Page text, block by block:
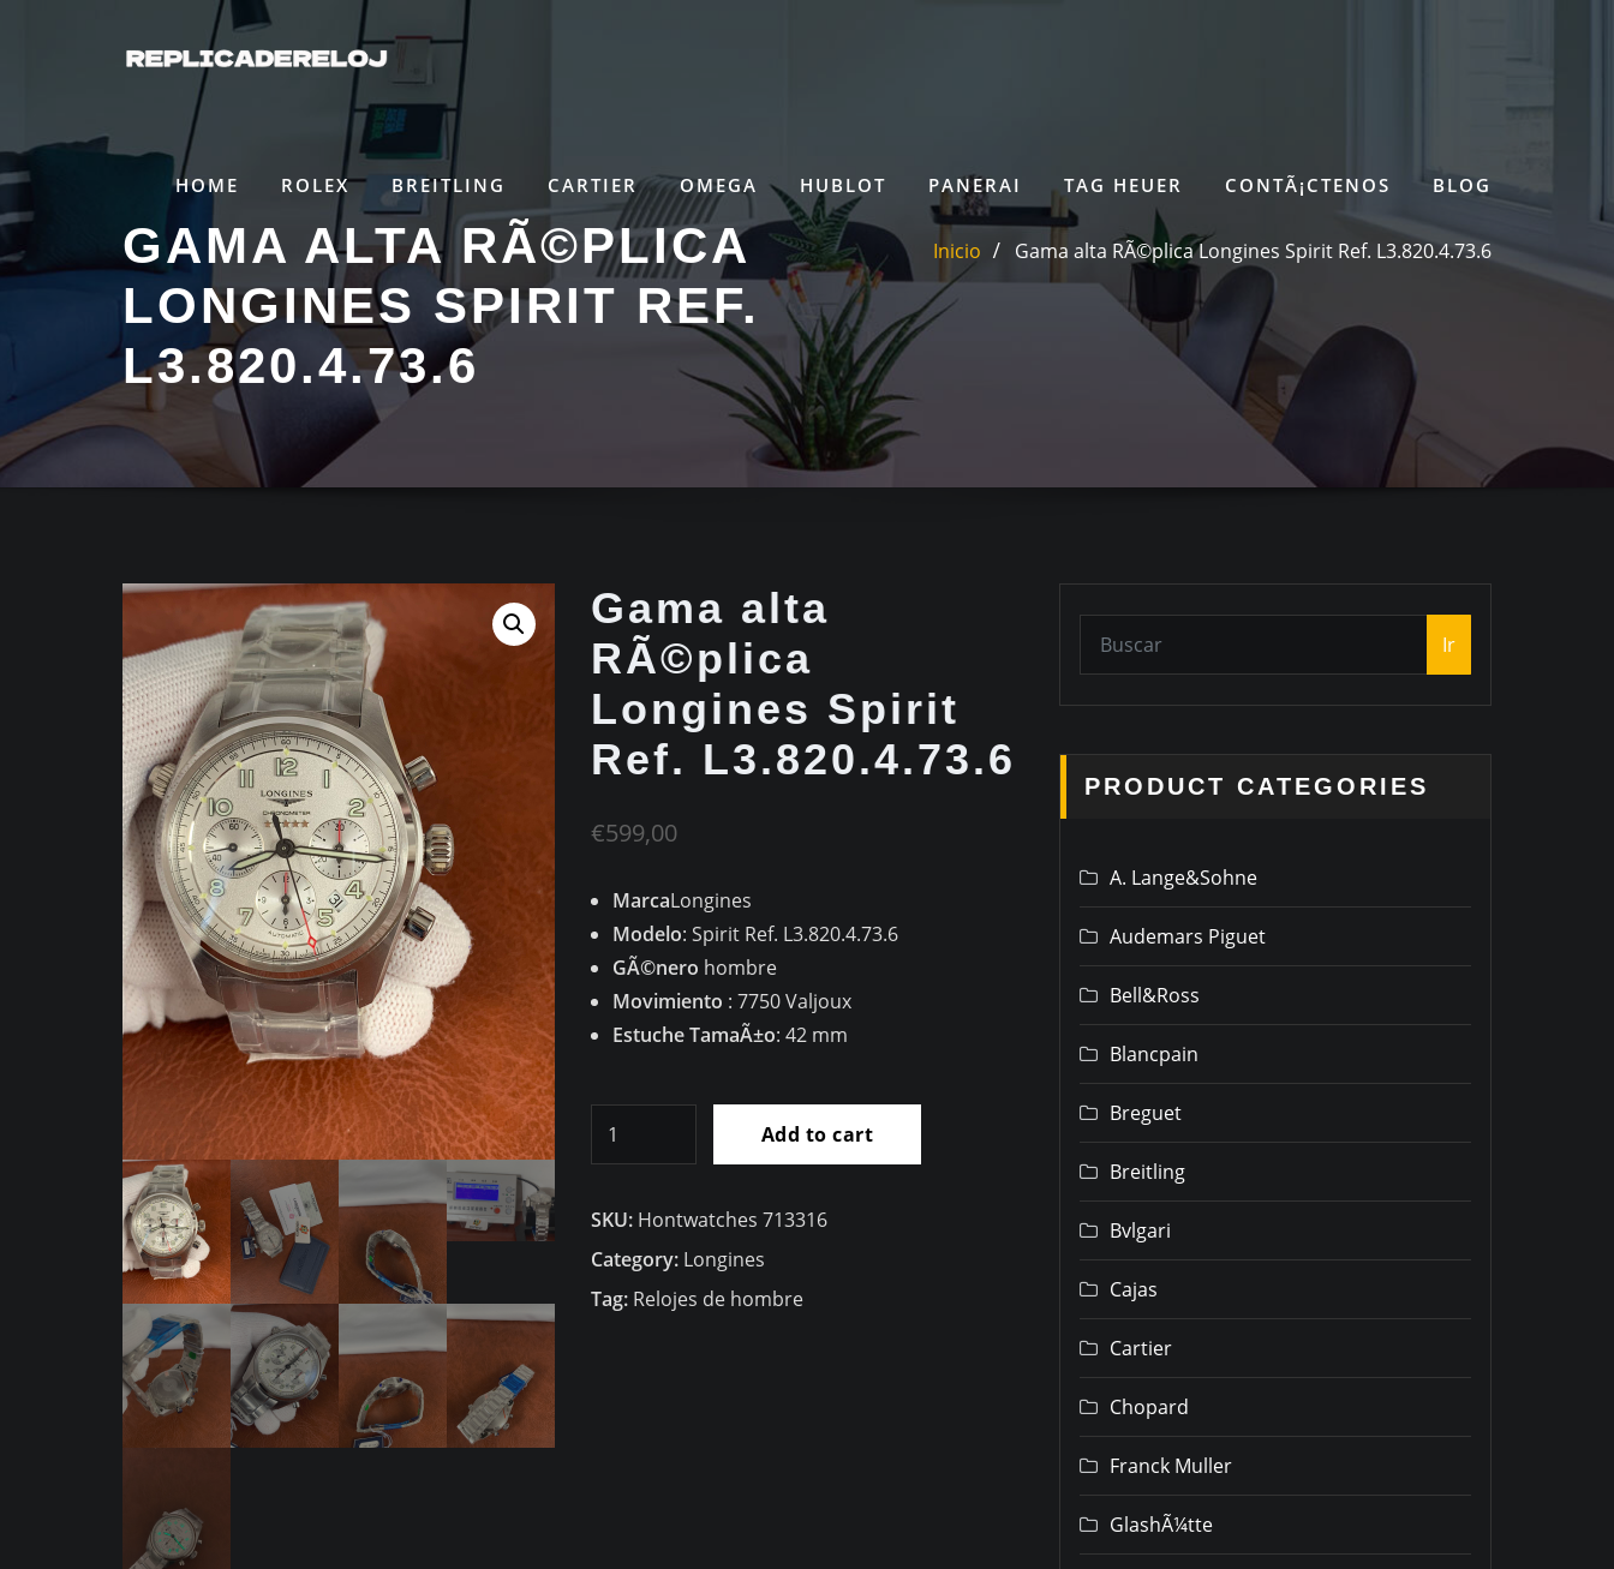
HOME ROLEX BREITLING CARTIER OMEGA HUBLOT PANERAI TAG HEUER CONTÃ¡CTENOS BLOG
GAMA ALTA RÃ©PLICA
LONGINES SPIRIT REF.
L3.820.4.73.6
Inicio Gama alta RÃ©plica Longines Spirit Ref. L3.820.4.73.6
Gama alta
RÃ©plica
Longines Spirit
Ref. L3.820.4.73.6
€599,00
MarcaLongines
Modelo: Spirit Ref. L3.820.4.73.6
GÃ©nero hombre
Movimiento : 7750 Valjoux
Estuche TamaÃ±o: 42 mm
Longines
Spirit
Ref.
Add to cart
SKU: Hontwatches 713316
Category: Longines
Tag: Relojes de hombre
Ir
PRODUCT CATEGORIES
A. Lange&Sohne
Audemars Piguet
Bell&Ross
Blancpain
Breguet
Breitling
Bvlgari
Cajas
Cartier
Chopard
Franck Muller
GlashÃ¼tte